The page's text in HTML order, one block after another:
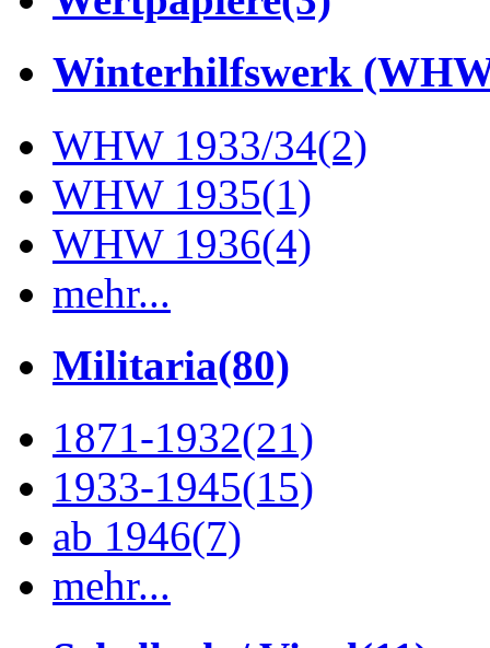
Winterhilfswerk
WHW 1933/34(2)
WHW 1935(1)
WHW 1936(4)
mehr...
Militaria(80)
1871-1932(21)
1933-1945(15)
ab 1946(7)
mehr...